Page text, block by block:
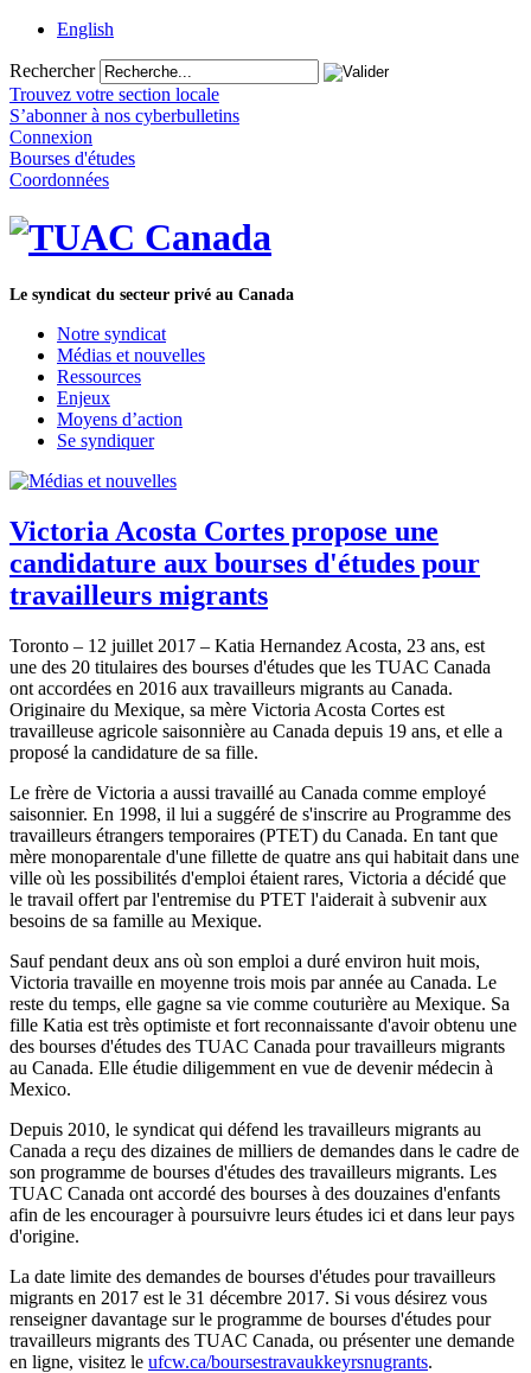
English
Rechercher
Trouvez votre section locale
S’abonner à nos cyberbulletins
Connexion
Bourses d'études
Coordonnées
Le syndicat du secteur privé au Canada
Notre syndicat
Médias et nouvelles
Ressources
Enjeux
Moyens d’action
Se syndiquer
Victoria Acosta Cortes propose une
candidature aux bourses d'études pour
travailleurs migrants
Toronto – 12 juillet 2017 – Katia Hernandez Acosta, 23 ans, est
une des 20 titulaires des bourses d'études que les TUAC Canada
ont accordées en 2016 aux travailleurs migrants au Canada.
Originaire du Mexique, sa mère Victoria Acosta Cortes est
travailleuse agricole saisonnière au Canada depuis 19 ans, et elle a
proposé la candidature de sa fille.
Le frère de Victoria a aussi travaillé au Canada comme employé
saisonnier. En 1998, il lui a suggéré de s'inscrire au Programme des
travailleurs étrangers temporaires (PTET) du Canada. En tant que
mère monoparentale d'une fillette de quatre ans qui habitait dans une
ville où les possibilités d'emploi étaient rares, Victoria a décidé que
le travail offert par l'entremise du PTET l'aiderait à subvenir aux
besoins de sa famille au Mexique.
Sauf pendant deux ans où son emploi a duré environ huit mois,
Victoria travaille en moyenne trois mois par année au Canada. Le
reste du temps, elle gagne sa vie comme couturière au Mexique. Sa
fille Katia est très optimiste et fort reconnaissante d'avoir obtenu une
des bourses d'études des TUAC Canada pour travailleurs migrants
au Canada. Elle étudie diligemment en vue de devenir médecin à
Mexico.
Depuis 2010, le syndicat qui défend les travailleurs migrants au
Canada a reçu des dizaines de milliers de demandes dans le cadre de
son programme de bourses d'études des travailleurs migrants. Les
TUAC Canada ont accordé des bourses à des douzaines d'enfants
afin de les encourager à poursuivre leurs études ici et dans leur pays
d'origine.
La date limite des demandes de bourses d'études pour travailleurs
migrants en 2017 est le 31 décembre 2017. Si vous désirez vous
renseigner davantage sur le programme de bourses d'études pour
travailleurs migrants des TUAC Canada, ou présenter une demande
en ligne, visitez le ufcw.ca/boursestravaukkeyrsnugrants.